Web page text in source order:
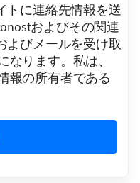
トに連絡先情報を送
およびその関連
よびメールを受け取
なります。私は、
報の所有者である